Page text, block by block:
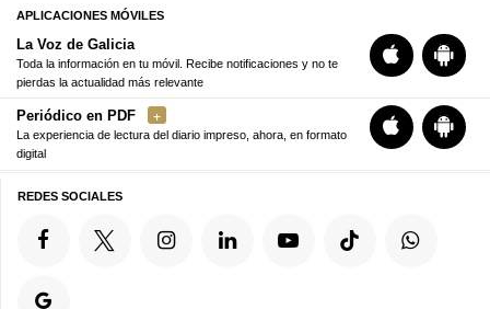
APLICACIONES MÓVILES
La Voz de Galicia
Toda la información en tu móvil. Recibe notificaciones y no te
pierdas la actualidad más relevante
Periódico en PDF
La experiencia de lectura del diario impreso, ahora, en formato
digital
REDES SOCIALES